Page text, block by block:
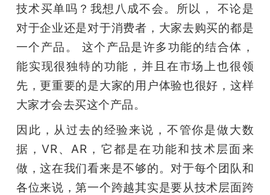
技术买单吗？我想八成不会。所以， 不论是
对于企业还是对于消费者，大家去购买的都是
一个产品。 这个产品是许多功能的结合体，
能实现很独特的功能，并且在市场上也很领
先，更重要的是大家的用户体验也很好，这样
大家才会去买这个产品。
因此，从过去的经验来说，不管你是做大数
据，VR、AR，它都是在功能和技术层面来
做，这在我们看来是不够的。对于每个团队和
各位来说，第一个跨越其实是要从技术层面跨